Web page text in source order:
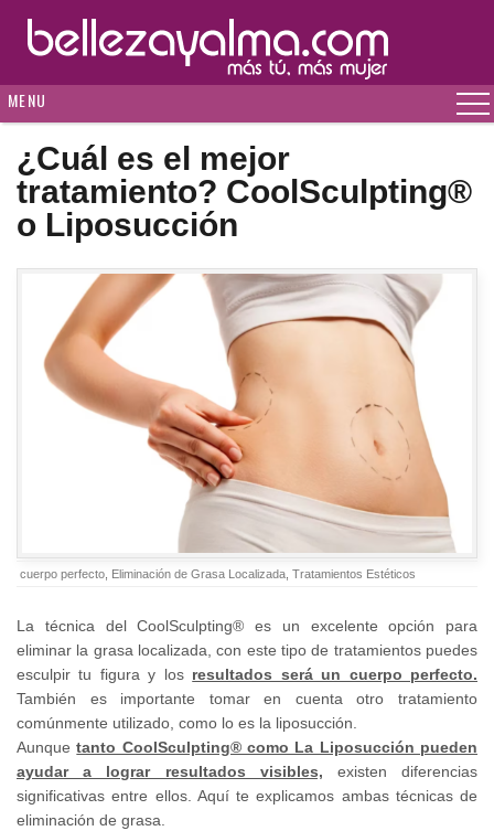
MENU
¿Cuál es el mejor
tratamiento? CoolSculpting®
o Liposucción
cuerpo perfecto Eliminación de Grasa Localizada Tratamientos Estéticos
La técnica del CoolSculpting® es un excelente opción para
eliminar la grasa localizada, con este tipo de tratamientos puedes
esculpir tu figura y los resultados será un cuerpo perfecto.
También es importante tomar en cuenta otro tratamiento
comúnmente utilizado, como lo es la liposucción.
Aunquetanto CoolSculpting® como La Liposucción pueden
ayudar a lograr resultados visibles, existen diferencias
significativas entre ellos. Aquí te explicamos ambas técnicas de
eliminación de grasa.